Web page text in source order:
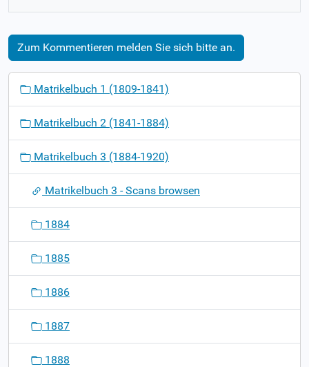
Zum Kommentieren melden Sie sich bitte an.
o
Matrikelbuch 1 (1809-1841)
Matrikelbuch 2 (1841-1884)
Matrikelbuch 3 (1884-1920)
Matrikelbuch 3 - Scans browsen
1884
1885
1886
1887
1888